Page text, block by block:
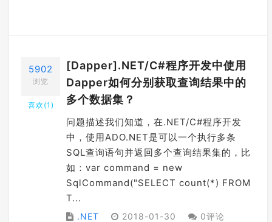
5902
浏览
喜欢(1 )
[Dapper].NET/C#程序开发中使用
Dapper如何分别获取查询结果中的
多个数据集？
问题描述我们知道，在.NET/C#程序开发
中，使用ADO.NET是可以一个执行多条
SQL查询语句并返回多个查询结果集的，比
如：var command = new
SqlCommand("SELECT count(*) FROM
T...
.NET 2018-01-30
0评论